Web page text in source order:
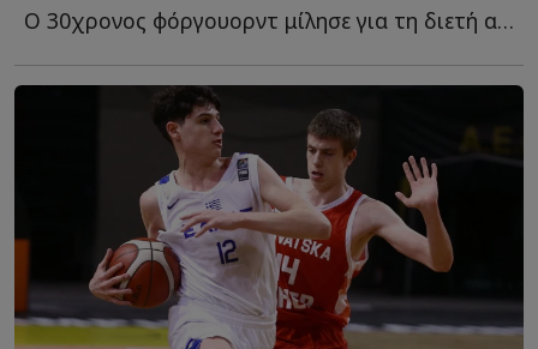
Ο 30χρονος φόργουορντ μίλησε για τη διετή ανανέωση, τ...